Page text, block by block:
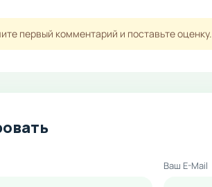
первый комментарий и поставьте оценку.
Ваш E-Mail